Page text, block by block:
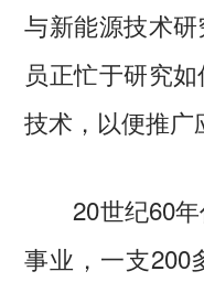
与新能源技术
员正忙于研究
技术，以便推广
20世纪60年
事业，一支200